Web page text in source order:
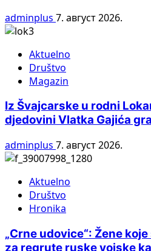
adminplus 7. август 2026.
Aktuelno
Društvo
Magazin
Iz Švajcarske u rodni
djedovini Vlatka Gajića
adminplus 7. август 2026.
Aktuelno
Društvo
Hronika
„Crne udovice“: Žene
za regrute ruske vojske